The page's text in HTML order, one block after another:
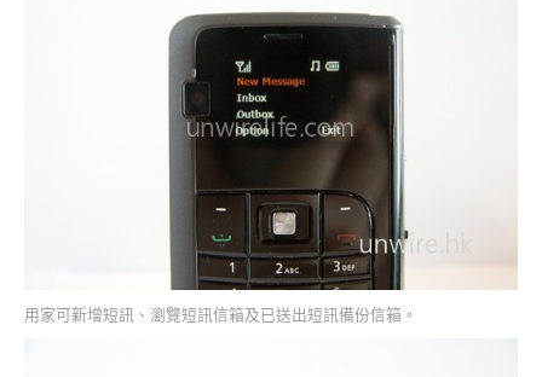
用家可新增短訊、瀏覽短訊信箱及已送出短訊備份信箱。